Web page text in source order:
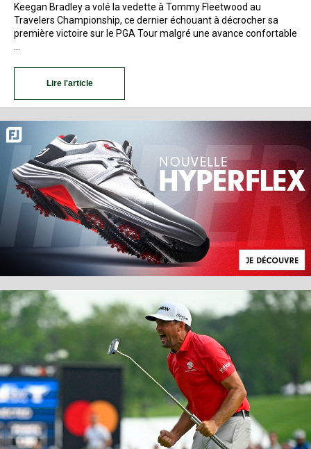
Keegan Bradley a volé la vedette à Tommy Fleetwood au
Travelers Championship, ce dernier échouant à décrocher sa
première victoire sur le PGA Tour malgré une avance confortable
…
Lire l'article